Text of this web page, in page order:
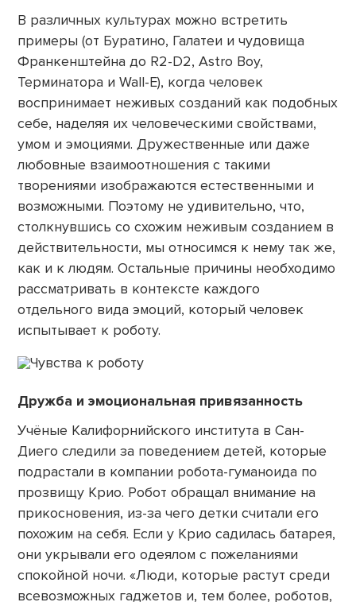
В различных культурах можно встретить
примеры (от Буратино, Галатеи и чудовища
Франкенштейна до R2-D2, Astro Boy,
Терминатора и Wall-E), когда человек
воспринимает неживых созданий как подобных
себе, наделяя их человеческими свойствами,
умом и эмоциями. Дружественные или даже
любовные взаимоотношения с такими
творениями изображаются естественными и
возможными. Поэтому не удивительно, что,
столкнувшись со схожим неживым созданием в
действительности, мы относимся к нему так же,
как и к людям. Остальные причины необходимо
рассматривать в контексте каждого
отдельного вида эмоций, который человек
испытывает к роботу.
Дружба и эмоциональная привязанность
Учёные Калифорнийского института в Сан-
Диего следили за поведением детей, которые
подрастали в компании робота-гуманоида по
прозвищу Крио. Робот обращал внимание на
прикосновения, из-за чего детки считали его
похожим на себя. Если у Крио садилась батарея,
они укрывали его одеялом с пожеланиями
спокойной ночи. «Люди, которые растут среди
всевозможных гаджетов и, тем более, роботов,